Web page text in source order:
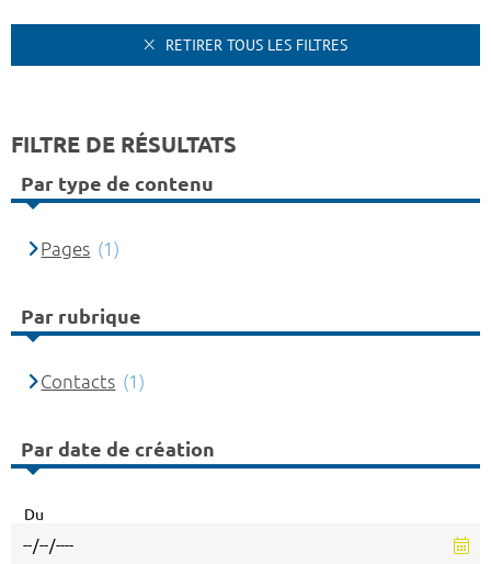
RETIRER TOUS LES FILTRES
FILTRE DE RÉSULTATS
Par type de contenu
Pages (1)
Par rubrique
Contacts (1)
Par date de création
Du